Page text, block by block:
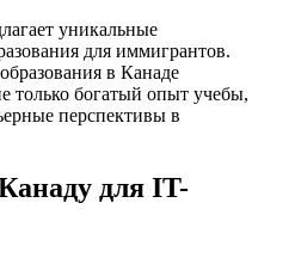
уникальные
для иммигрантов.
в Канаде
только богатый опыт учебы,
перспективы в
для IT-